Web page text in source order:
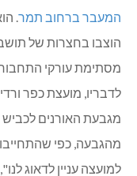
המעבר ברחוב תמר .
הוצבו בחצרות של
מסתימת עורקי
לדבריו, מועצת כפר
מהגבעה, כפי
למועצה עניין לדאוג